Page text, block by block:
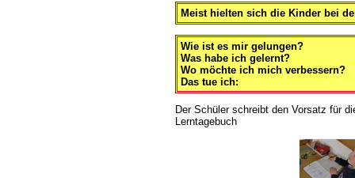
Meist hielten sich die Kinder bei
Wie ist es mir gelungen?
Was habe ich gelernt?
Wo möchte ich mich verbessern?
Das tue ich:
Der Schüler schreibt den Vorsatz für
Lerntagebuch